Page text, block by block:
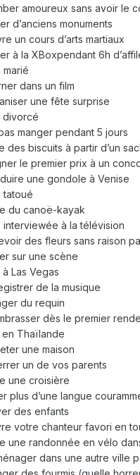
amoureux sans avoir le
d’anciens monuments
un cours d’arts martiaux
à la XBoxpendant 6h
marié
dans un film
une fête surprise
divorcé
manger pendant 5 jours
des biscuits à partir d’un
le premier prix à un
une gondole à Venise
tatoué
du canoë-kayak
interviewée à la télévision
des fleurs sans raison
sur une scène
à Las Vegas
de la musique
du requin
dès le premier
en Thaïlande
une maison
un de vos parents
une croisière
plus d’une langue
des enfants
votre chanteur favori en
une randonnée en vélo
dans une autre ville